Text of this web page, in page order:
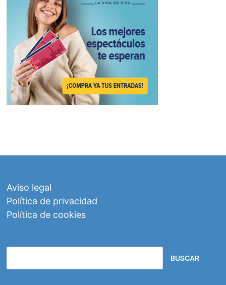
Aviso legal
Política de privacidad
Política de cookies
BUSCAR